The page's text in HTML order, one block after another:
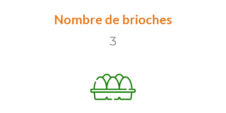
Nombre de brioches
3